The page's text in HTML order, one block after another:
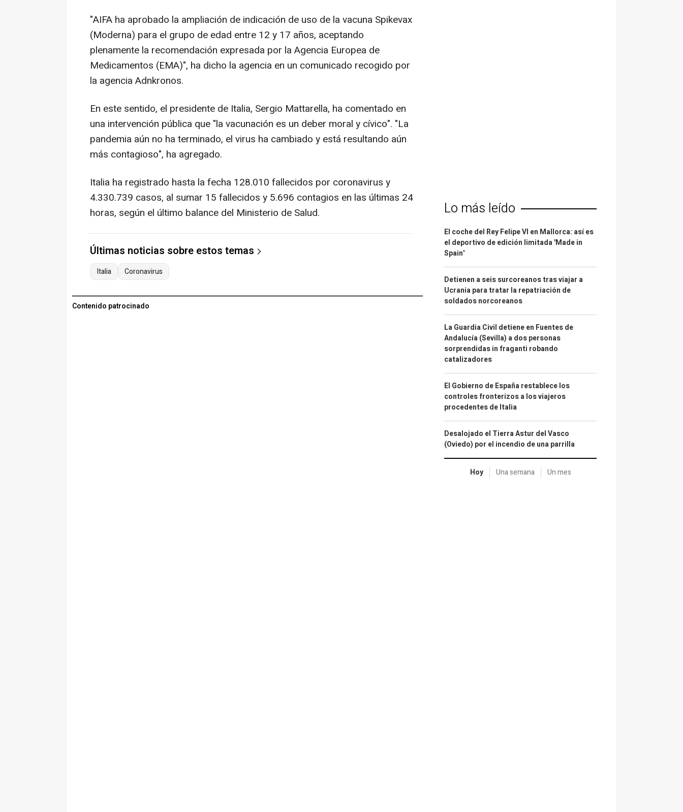
"AIFA ha aprobado la ampliación de indicación de uso de la vacuna Spikevax
(Moderna) para el grupo de edad entre 12 y 17 años, aceptando
plenamente la recomendación expresada por la Agencia Europea de
Medicamentos (EMA)", ha dicho la agencia en un comunicado recogido por
la agencia Adnkronos.
En este sentido, el presidente de Italia, Sergio Mattarella, ha comentado en
una intervención pública que "la vacunación es un deber moral y cívico". "La
pandemia aún no ha terminado, el virus ha cambiado y está resultando aún
más contagioso", ha agregado.
Italia ha registrado hasta la fecha 128.010 fallecidos por coronavirus y
4.330.739 casos, al sumar 15 fallecidos y 5.696 contagios en las últimas 24
horas, según el último balance del Ministerio de Salud.
Últimas noticias sobre estos temas
Italia Coronavirus
Contenido patrocinado
Lo más leído
El coche del Rey Felipe VI en Mallorca: así es
el deportivo de edición limitada 'Made in
Spain'
Detienen a seis surcoreanos tras viajar a
Ucrania para tratar la repatriación de
soldados norcoreanos
La Guardia Civil detiene en Fuentes de
Andalucía (Sevilla) a dos personas
sorprendidas in fraganti robando
catalizadores
El Gobierno de España restablece los
controles fronterizos a los viajeros
procedentes de Italia
Desalojado el Tierra Astur del Vasco
(Oviedo) por el incendio de una parrilla
Hoy Una semana Un mes